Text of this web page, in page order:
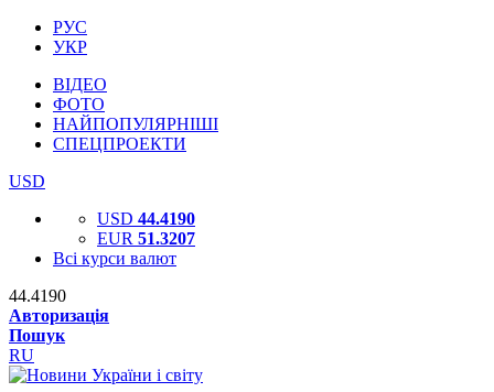
РУС
УКР
ВІДЕО
ФОТО
НАЙПОПУЛЯРНІШІ
СПЕЦПРОЕКТИ
USD
USD 44.4190
EUR 51.3207
Всі курси валют
44.4190
Авторизація
Пошук
RU